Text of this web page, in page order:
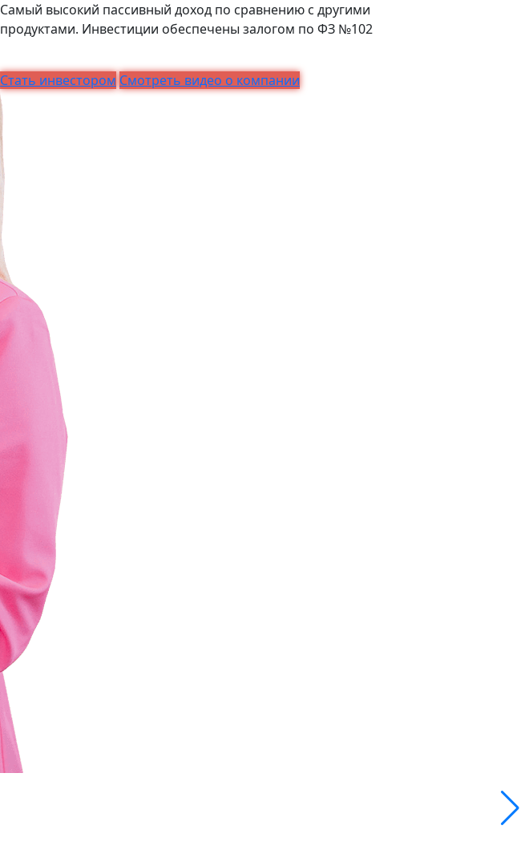
Самый высокий пассивный доход по сравнению с другими
продуктами. Инвестиции обеспечены залогом по ФЗ №102
Стать инвестором Смотреть видео о компании